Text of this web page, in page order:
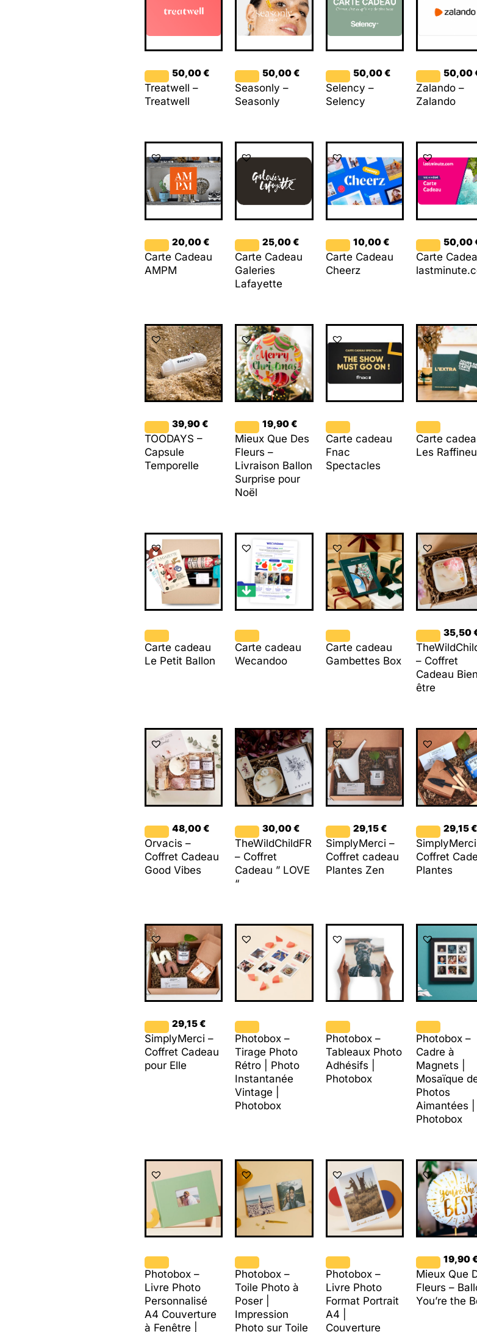
50,00€
Treatwell –
Treatwell
50,00€
Seasonly –
Seasonly
50,00€
Selency –
Selency
50,00
Zalando –
Zalando
20,00€
Carte Cadeau
AMPM
25,00€
Carte Cadeau
Galeries
Lafayette
10,00€
Carte Cadeau
Cheerz
50,00
Carte
39,90€
TOODAYS –
Capsule
Temporelle
19,90€
Mieux Que Des
Fleurs –
Livraison Ballon
Surprise pour
Noël
Carte cadeau
Fnac
Spectacles
Carte
Les
Carte cadeau
Le Petit Ballon
Carte cadeau
Wecandoo
Carte cadeau
Gambettes Box
35,50
– Coffret
Cadeau
être
48,00€
Orvacis –
Coffret Cadeau
Good Vibes
30,00€
TheWildChildFR
– Coffret
Cadeau ” LOVE
“
29,15€
SimplyMerci –
Coffret cadeau
Plantes Zen
29,15€
Coffret
Plantes
29,15€
SimplyMerci –
Coffret Cadeau
pour Elle
Photobox –
Tirage Photo
Rétro | Photo
Instantanée
Vintage |
Photobox
Photobox –
Tableaux Photo
Adhésifs |
Photobox
Photobox –
Cadre à
Magnets |
Mosaïque
Photos
Aimantées |
Photobox
Photobox –
Livre Photo
Personnalisé
A4 Couverture
à Fenêtre |
Photobox –
Toile Photo à
Poser |
Impression
Photo sur Toile
Photobox –
Livre Photo
Format Portrait
A4 |
Couverture
19,90
Mieux Que
Fleurs –
You’re the